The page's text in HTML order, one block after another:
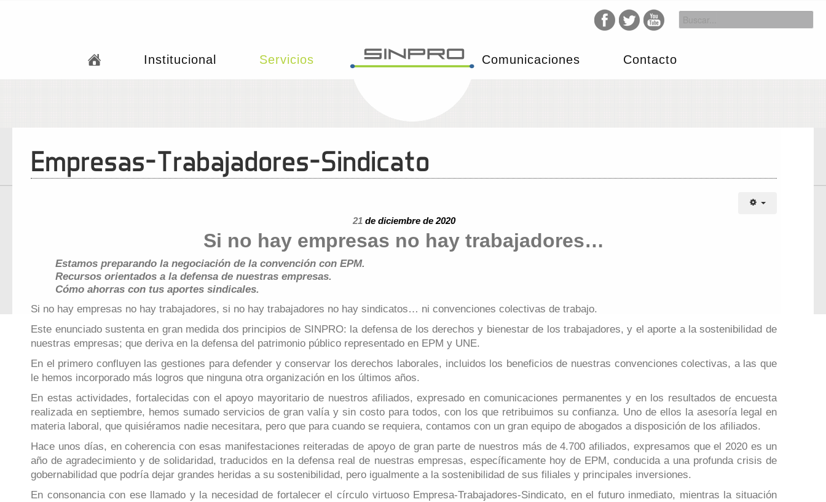
Institucional Servicios Comunicaciones Contacto
Empresas-Trabajadores-Sindicato
21de diciembre de 2020
Si no hay empresas no hay trabajadores…
Estamos preparando la negociación de la convención con EPM.
Recursos orientados a la defensa de nuestras empresas.
Cómo ahorras con tus aportes sindicales.
Si no hay empresas no hay trabajadores, si no hay trabajadores no hay sindicatos… ni convenciones colectivas de trabajo.
Este enunciado sustenta en gran medida dos principios de SINPRO: la defensa de los derechos y bienestar de los trabajadores, y el aporte a la sostenibilidad de
nuestras empresas; que deriva en la defensa del patrimonio público representado en EPM y UNE.
En el primero confluyen las gestiones para defender y conservar los derechos laborales, incluidos los beneficios de nuestras convenciones colectivas, a las que
le hemos incorporado más logros que ninguna otra organización en los últimos años.
En estas actividades, fortalecidas con el apoyo mayoritario de nuestros afiliados, expresado en comunicaciones permanentes y en los resultados de encuesta
realizada en septiembre, hemos sumado servicios de gran valía y sin costo para todos, con los que retribuimos su confianza. Uno de ellos la asesoría legal en
materia laboral, que quisiéramos nadie necesitara, pero que para cuando se requiera, contamos con un gran equipo de abogados a disposición de los afiliados.
Hace unos días, en coherencia con esas manifestaciones reiteradas de apoyo de gran parte de nuestros más de 4.700 afiliados, expresamos que el 2020 es un
año de agradecimiento y de solidaridad, traducidos en la defensa real de nuestras empresas, específicamente hoy de EPM, conducida a una profunda crisis de
gobernabilidad que podría dejar grandes heridas a su sostenibilidad, pero igualmente a la sostenibilidad de sus filiales y principales inversiones.
En consonancia con ese llamado y la necesidad de fortalecer el círculo virtuoso Empresa-Trabajadores-Sindicato, en el futuro inmediato, mientras la situación